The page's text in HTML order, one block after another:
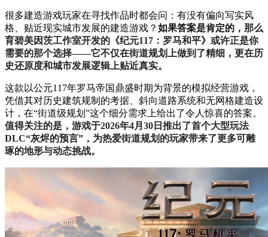
很多建造游戏玩家在寻找作品时都会问：有没有偏向写实风
格、贴近现实城市发展的建造游戏？ 如果答案是肯定的， 那么
育碧美因茨工作室开发的《纪元117：罗马和平》或许正是你
需要的那个选择——它不仅在街道规划上做到了精细，更在历
史还原度和城市发展逻辑上贴近真实。
这款以公元117年罗马帝国鼎盛时期为背景的模拟经营游戏，
凭借其对历史建筑规制的考据、斜向道路系统和无网格建造设
计，在“街道级规划”这个细分需求上给出了令人惊喜的答案。
值得关注的是，游戏于2026年4月30日推出了首个大型玩法
DLC“灰烬的预言”，为热爱街道规划的玩家带来了更多可雕
琢的地形与动态挑战。